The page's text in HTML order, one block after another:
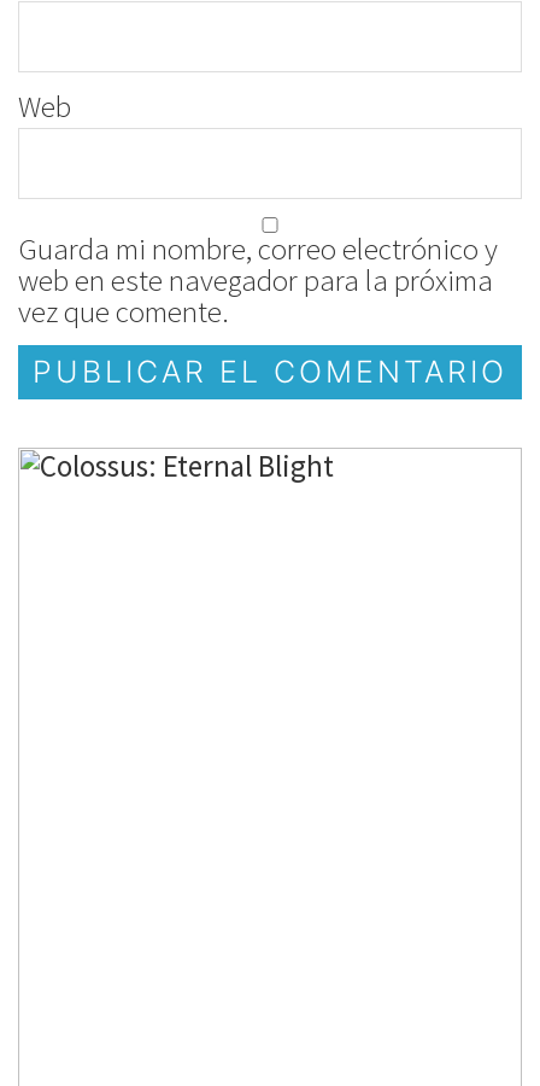
Web
Guarda mi nombre, correo electrónico y
web en este navegador para la próxima
vez que comente.